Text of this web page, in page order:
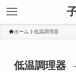
ホーム 低温調理器
低温調理器